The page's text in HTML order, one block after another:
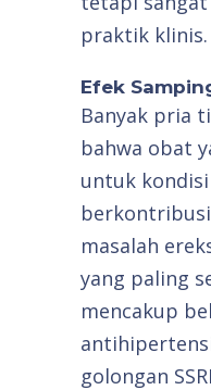
praktik klinis.
Efek
Banyak pria
bahwa obat
untuk
masalah
yang paling
mencakup
golongan